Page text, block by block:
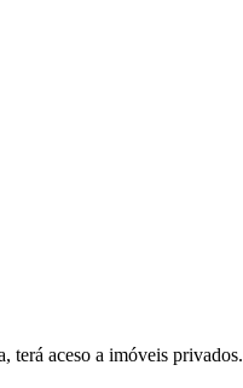
terá aceso a imóveis privados.